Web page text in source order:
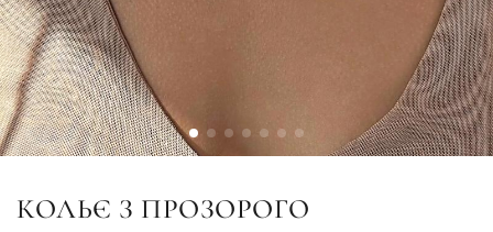
КОЛЬЄ З ПРОЗОРОГО